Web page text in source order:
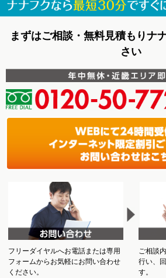
まずはご相談・無料見積もりナ
さい
フリーダイヤルへお電話または専用
フォームからお気軽にお問い合わせ
ください。
ご相談
行い、
す。